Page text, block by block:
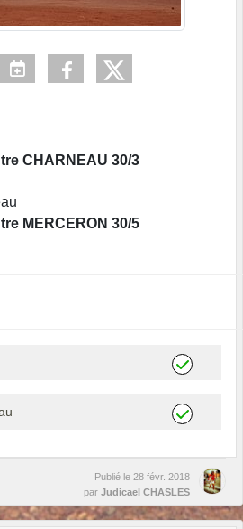
CHARNEAU 30/3
MERCERON 30/5
Publié le 28 févr. 2018
par Judicael CHASLES